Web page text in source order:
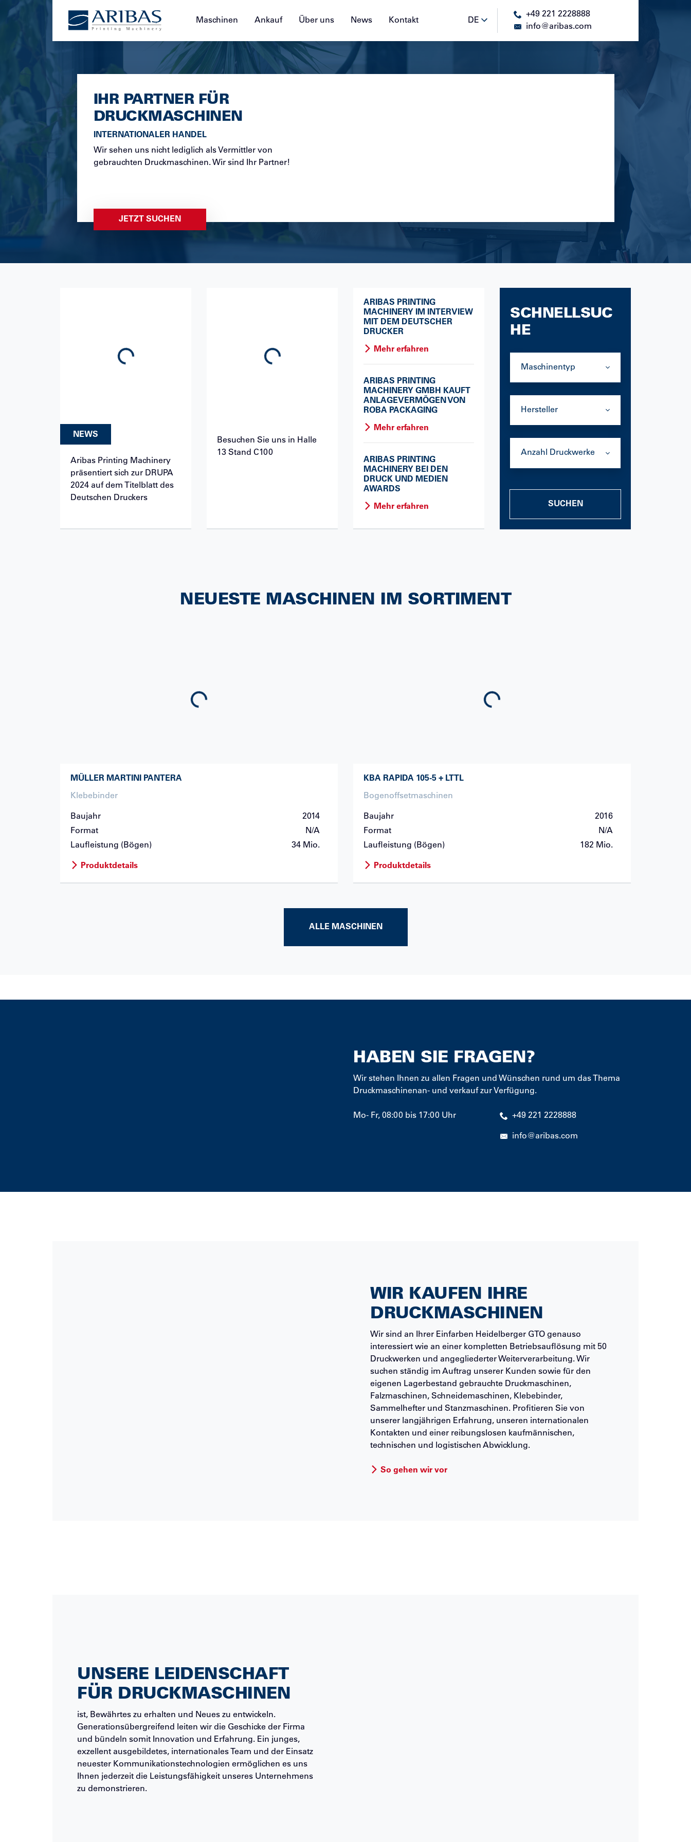
+49 221 2228888 DE
Maschinen Ankauf Über uns News Kontakt DE
+49 221 2228888
info@aribas.com
IHR PARTNER FÜR
DRUCKMASCHINEN
INTERNATIONALER HANDEL
Wir sehen uns nicht lediglich als Vermittler von
gebrauchten Druckmaschinen. Wir sind Ihr Partner!
JETZT SUCHEN
Loading...
NEWS
Aribas Printing Machinery
präsentiert sich zur DRUPA
2024 auf dem Titelblatt des
Deutschen Druckers
Loading...
Besuchen Sie uns in Halle
13 Stand C100
ARIBAS PRINTING
MACHINERY IM INTERVIEW
MIT DEM DEUTSCHER
DRUCKER
Mehr erfahren
ARIBAS PRINTING
MACHINERY GMBH KAUFT
ANLAGEVERMÖGEN VON
ROBA PACKAGING
Mehr erfahren
ARIBAS PRINTING
MACHINERY BEI DEN
DRUCK UND MEDIEN
AWARDS
Mehr erfahren
SCHNELLSUC
HE
SUCHEN
NEUESTE MASCHINEN IM SORTIMENT
Loading...
MÜLLER MARTINI PANTERA
Klebebinder
Baujahr
2014
Format
N/A
Laufleistung (Bögen)
34 Mio.
Produktdetails
Loading...
KBA RAPIDA 105-5 + LTTL
Bogenoffsetmaschinen
Baujahr
2016
Format
N/A
Laufleistung (Bögen)
182 Mio.
Produktdetails
ALLE MASCHINEN
HABEN SIE FRAGEN?
Wir stehen Ihnen zu allen Fragen und Wünschen rund um das Thema
Druckmaschinenan- und verkauf zur Verfügung.
Mo- Fr, 08:00 bis 17:00 Uhr +49 221 2228888
info@aribas.com
WIR KAUFEN IHRE
DRUCKMASCHINEN
Wir sind an Ihrer Einfarben Heidelberger GTO genauso
interessiert wie an einer kompletten Betriebsauflösung mit 50
Druckwerken und angegliederter Weiterverarbeitung. Wir
suchen ständig im Auftrag unserer Kunden sowie für den
eigenen Lagerbestand gebrauchte Druckmaschinen,
Falzmaschinen, Schneidemaschinen, Klebebinder,
Sammelhefter und Stanzmaschinen. Profitieren Sie von
unserer langjährigen Erfahrung, unseren internationalen
Kontakten und einer reibungslosen kaufmännischen,
technischen und logistischen Abwicklung.
So gehen wir vor
UNSERE LEIDENSCHAFT
FÜR DRUCKMASCHINEN
ist, Bewährtes zu erhalten und Neues zu entwickeln.
Generationsübergreifend leiten wir die Geschicke der Firma
und bündeln somit Innovation und Erfahrung. Ein junges,
exzellent ausgebildetes, internationales Team und der Einsatz
neuester Kommunikationstechnologien ermöglichen es uns
Ihnen jederzeit die Leistungsfähigkeit unseres Unternehmens
zu demonstrieren.